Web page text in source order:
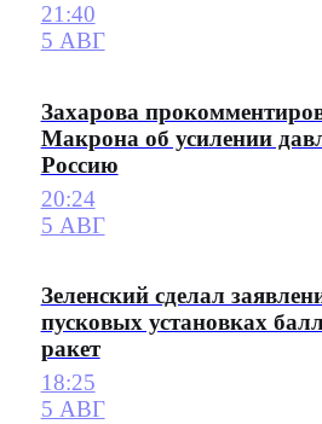
21:40
5 АВГ
Захарова
Макрона об усилении
Россию
20:24
5 АВГ
Зеленский сделал
пусковых установках
ракет
18:25
5 АВГ